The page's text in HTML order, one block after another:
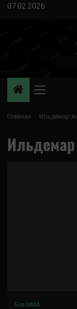
Перейти
07.02.2026
Основное
Главная Ильдемар
Бои ММА